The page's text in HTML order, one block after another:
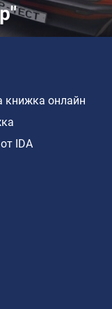
книжка онлайн
IDA